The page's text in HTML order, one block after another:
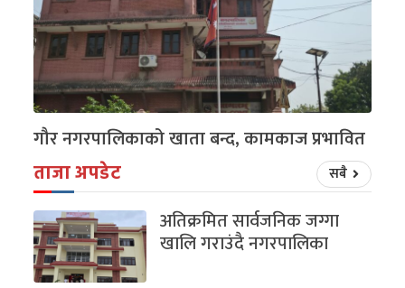
गौर नगरपालिकाको खाता बन्द, कामकाज प्रभावित
ताजा अपडेट सबै
अतिक्रमित सार्वजनिक जग्गा
खालि गराउंदै नगरपालिका